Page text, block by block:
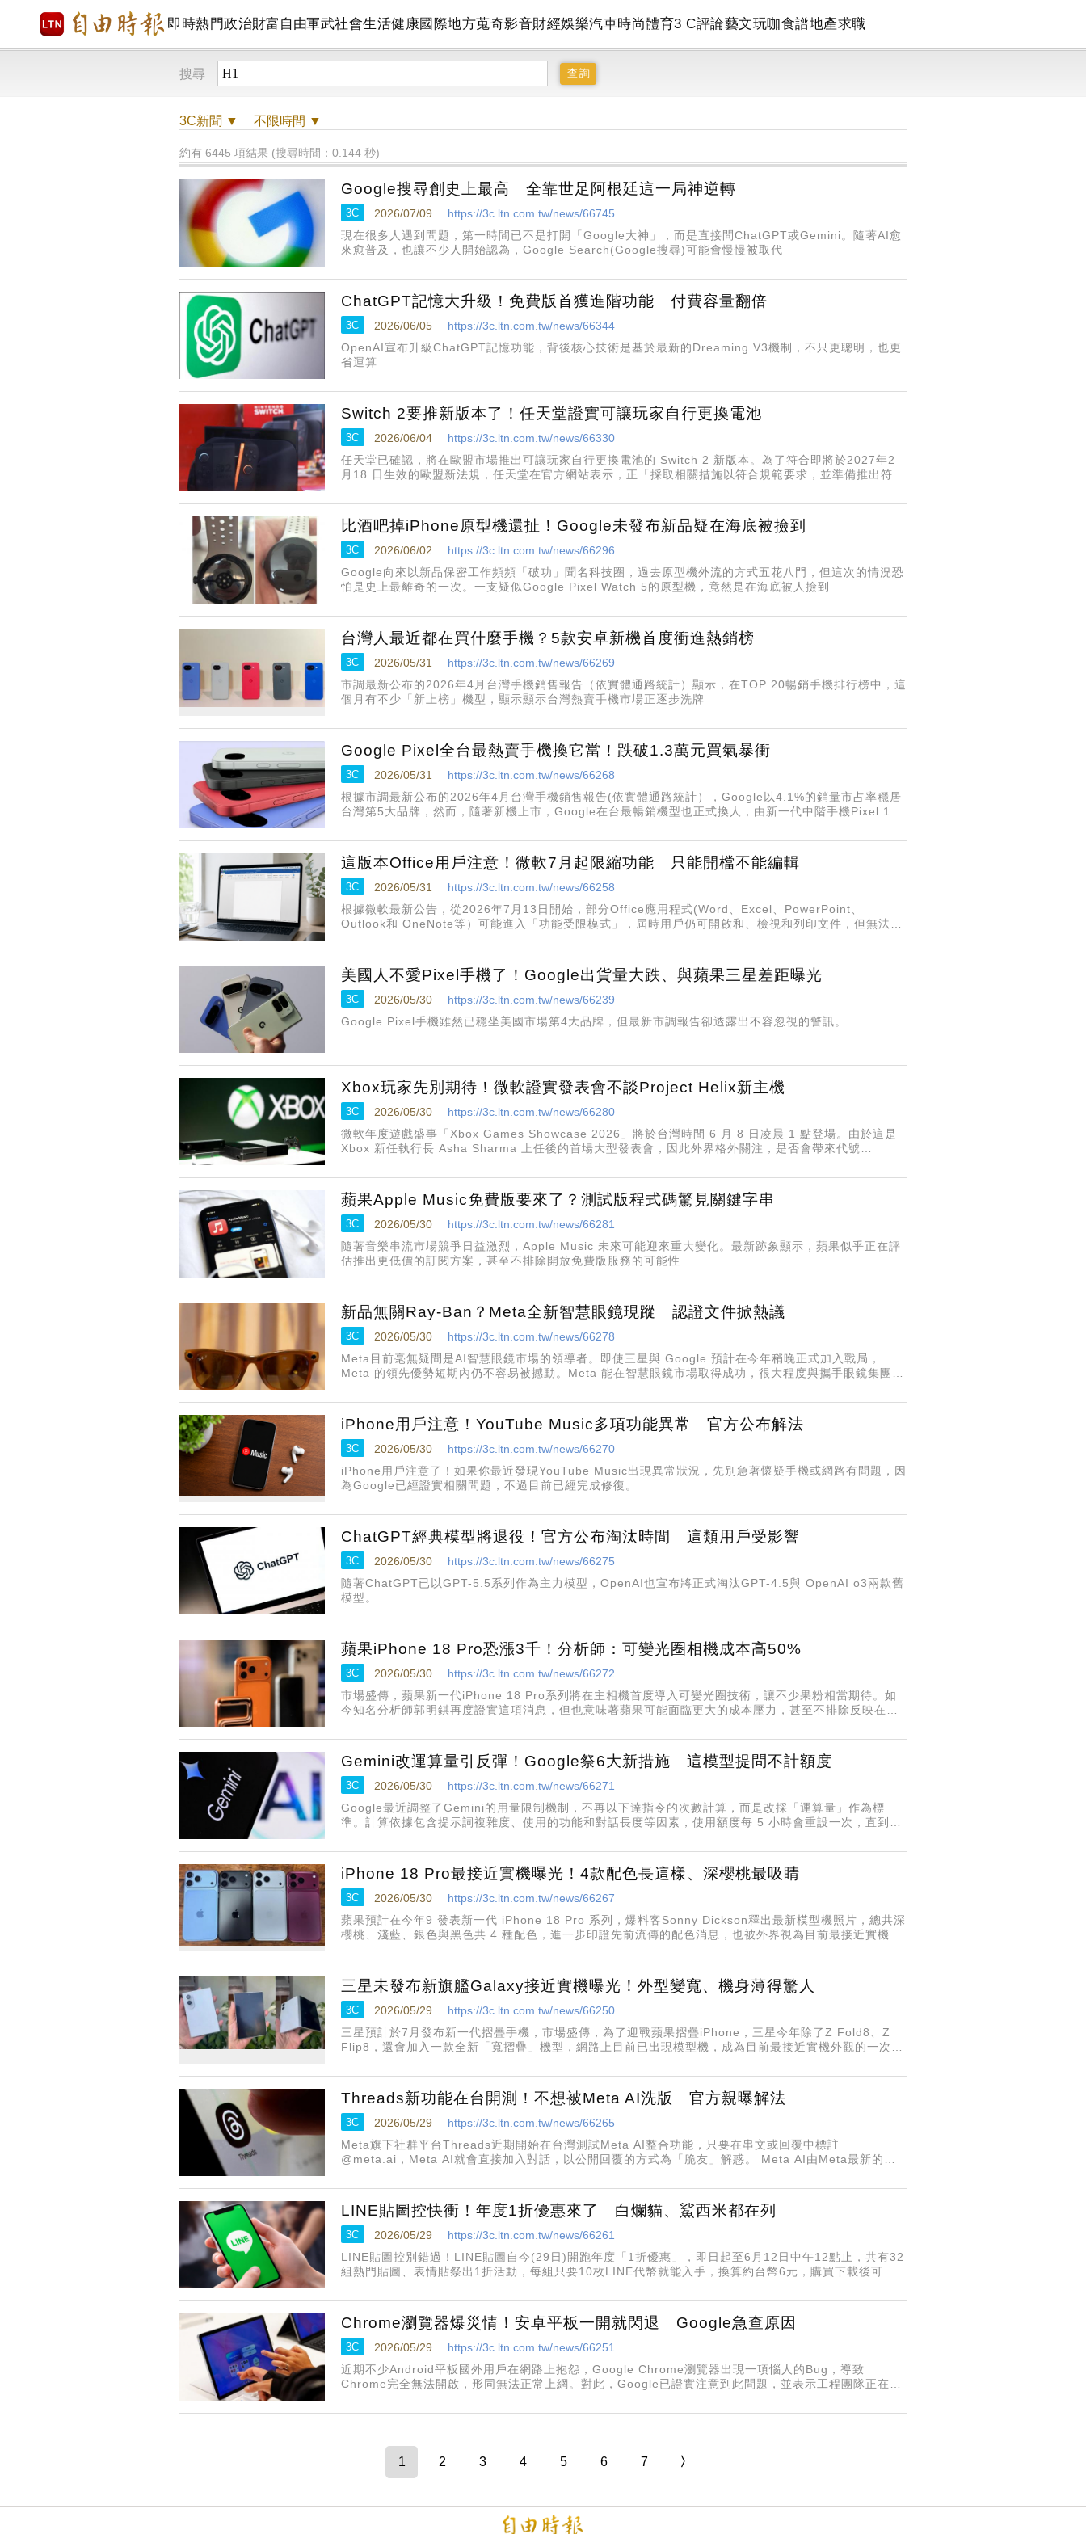
即時熱門政治財富自由軍武社會生活健康國際地方蒐奇影音財經娛樂汽車時尚體育3 C評論藝文玩咖食譜地產求職
搜尋
3C新聞 ▼ 不限時間 ▼
約有 6445 項結果 (搜尋時間：0.144 秒)
Google搜尋創史上最高 全靠世足阿根廷這一局神逆轉
3C 2026/07/09
https://3c.ltn.com.tw/news/66745
現在很多人遇到問題，第一時間已不是打開「Google大神」，而是直接問ChatGPT或Gemini。隨著AI愈
來愈普及，也讓不少人開始認為，Google Search(Google搜尋)可能會慢慢被取代
ChatGPT記憶大升級！免費版首獲進階功能 付費容量翻倍
3C 2026/06/05
https://3c.ltn.com.tw/news/66344
OpenAI宣布升級ChatGPT記憶功能，背後核心技術是基於最新的Dreaming V3機制，不只更聰明，也更
省運算
Switch 2要推新版本了！任天堂證實可讓玩家自行更換電池
3C 2026/06/04
https://3c.ltn.com.tw/news/66330
任天堂已確認，將在歐盟市場推出可讓玩家自行更換電池的 Switch 2 新版本。為了符合即將於2027年2
月18 日生效的歐盟新法規，任天堂在官方網站表示，正「採取相關措施以符合規範要求，並準備推出符合
比酒吧掉iPhone原型機還扯！Google未發布新品疑在海底被撿到
3C 2026/06/02
https://3c.ltn.com.tw/news/66296
Google向來以新品保密工作頻頻「破功」聞名科技圈，過去原型機外流的方式五花八門，但這次的情況恐
怕是史上最離奇的一次。一支疑似Google Pixel Watch 5的原型機，竟然是在海底被人撿到
台灣人最近都在買什麼手機？5款安卓新機首度衝進熱銷榜
3C 2026/05/31
https://3c.ltn.com.tw/news/66269
市調最新公布的2026年4月台灣手機銷售報告（依實體通路統計）顯示，在TOP 20暢銷手機排行榜中，這
個月有不少「新上榜」機型，顯示顯示台灣熱賣手機市場正逐步洗牌
Google Pixel全台最熱賣手機換它當！跌破1.3萬元買氣暴衝
3C 2026/05/31
https://3c.ltn.com.tw/news/66268
根據市調最新公布的2026年4月台灣手機銷售報告(依實體通路統計），Google以4.1%的銷量市占率穩居
台灣第5大品牌，然而，隨著新機上市，Google在台最暢銷機型也正式換人，由新一代中階手機Pixel 10a
這版本Office用戶注意！微軟7月起限縮功能 只能開檔不能編輯
3C 2026/05/31
https://3c.ltn.com.tw/news/66258
根據微軟最新公告，從2026年7月13日開始，部分Office應用程式(Word、Excel、PowerPoint、
Outlook和 OneNote等）可能進入「功能受限模式」，屆時用戶仍可開啟和、檢視和列印文件，但無法編
美國人不愛Pixel手機了！Google出貨量大跌、與蘋果三星差距曝光
3C 2026/05/30
https://3c.ltn.com.tw/news/66239
Google Pixel手機雖然已穩坐美國市場第4大品牌，但最新市調報告卻透露出不容忽視的警訊。
Xbox玩家先別期待！微軟證實發表會不談Project Helix新主機
3C 2026/05/30
https://3c.ltn.com.tw/news/66280
微軟年度遊戲盛事「Xbox Games Showcase 2026」將於台灣時間 6 月 8 日凌晨 1 點登場。由於這是
Xbox 新任執行長 Asha Sharma 上任後的首場大型發表會，因此外界格外關注，是否會帶來代號
蘋果Apple Music免費版要來了？測試版程式碼驚見關鍵字串
3C 2026/05/30
https://3c.ltn.com.tw/news/66281
隨著音樂串流市場競爭日益激烈，Apple Music 未來可能迎來重大變化。最新跡象顯示，蘋果似乎正在評
估推出更低價的訂閱方案，甚至不排除開放免費版服務的可能性
新品無關Ray-Ban？Meta全新智慧眼鏡現蹤 認證文件掀熱議
3C 2026/05/30
https://3c.ltn.com.tw/news/66278
Meta目前毫無疑問是AI智慧眼鏡市場的領導者。即使三星與 Google 預計在今年稍晚正式加入戰局，
Meta 的領先優勢短期內仍不容易被撼動。Meta 能在智慧眼鏡市場取得成功，很大程度與攜手眼鏡集團
出現變化。
iPhone用戶注意！YouTube Music多項功能異常 官方公布解法
3C 2026/05/30
https://3c.ltn.com.tw/news/66270
iPhone用戶注意了！如果你最近發現YouTube Music出現異常狀況，先別急著懷疑手機或網路有問題，因
為Google已經證實相關問題，不過目前已經完成修復。
ChatGPT經典模型將退役！官方公布淘汰時間 這類用戶受影響
3C 2026/05/30
https://3c.ltn.com.tw/news/66275
隨著ChatGPT已以GPT-5.5系列作為主力模型，OpenAI也宣布將正式淘汰GPT-4.5與 OpenAI o3兩款舊
模型。
蘋果iPhone 18 Pro恐漲3千！分析師：可變光圈相機成本高50%
3C 2026/05/30
https://3c.ltn.com.tw/news/66272
市場盛傳，蘋果新一代iPhone 18 Pro系列將在主相機首度導入可變光圈技術，讓不少果粉相當期待。如
今知名分析師郭明錤再度證實這項消息，但也意味著蘋果可能面臨更大的成本壓力，甚至不排除反映在售
Gemini改運算量引反彈！Google祭6大新措施 這模型提問不計額度
3C 2026/05/30
https://3c.ltn.com.tw/news/66271
Google最近調整了Gemini的用量限制機制，不再以下達指令的次數計算，而是改採「運算量」作為標
準。計算依據包含提示詞複雜度、使用的功能和對話長度等因素，使用額度每 5 小時會重設一次，直到達
iPhone 18 Pro最接近實機曝光！4款配色長這樣、深櫻桃最吸睛
3C 2026/05/30
https://3c.ltn.com.tw/news/66267
蘋果預計在今年9 發表新一代 iPhone 18 Pro 系列，爆料客Sonny Dickson釋出最新模型機照片，總共深
櫻桃、淺藍、銀色與黑色共 4 種配色，進一步印證先前流傳的配色消息，也被外界視為目前最接近實機外
三星未發布新旗艦Galaxy接近實機曝光！外型變寬、機身薄得驚人
3C 2026/05/29
https://3c.ltn.com.tw/news/66250
三星預計於7月發布新一代摺疊手機，市場盛傳，為了迎戰蘋果摺疊iPhone，三星今年除了Z Fold8、Z
Flip8，還會加入一款全新「寬摺疊」機型，網路上目前已出現模型機，成為目前最接近實機外觀的一次曝
Threads新功能在台開測！不想被Meta AI洗版 官方親曝解法
3C 2026/05/29
https://3c.ltn.com.tw/news/66265
Meta旗下社群平台Threads近期開始在台灣測試Meta AI整合功能，只要在串文或回覆中標註
@meta.ai，Meta AI就會直接加入對話，以公開回覆的方式為「脆友」解惑。 Meta AI由Meta最新的
推薦、名人近況、流行音樂到國外旅遊，Meta AI什麼都能聊。 比如
LINE貼圖控快衝！年度1折優惠來了 白爛貓、鯊西米都在列
3C 2026/05/29
https://3c.ltn.com.tw/news/66261
LINE貼圖控別錯過！LINE貼圖自今(29日)開跑年度「1折優惠」，即日起至6月12日中午12點止，共有32
組熱門貼圖、表情貼祭出1折活動，每組只要10枚LINE代幣就能入手，換算約台幣6元，購買下載後可永
魚鯊西米」、「胸毛公寓的猴子」等熱門貼圖與表情貼，這次通通加入1折活動行列，讓LINE貼圖愛用者
能輕鬆收藏。 LINE表示，除了經典人氣角色外，近期在社群爆紅的話題貼圖也沒有缺席，像是無厘頭風格
吸引大批粉絲
Chrome瀏覽器爆災情！安卓平板一開就閃退 Google急查原因
3C 2026/05/29
https://3c.ltn.com.tw/news/66251
近期不少Android平板國外用戶在網路上抱怨，Google Chrome瀏覽器出現一項惱人的Bug，導致
Chrome完全無法開啟，形同無法正常上網。對此，Google已證實注意到此問題，並表示工程團隊正在調
1 2 3 4 5 6 7 〉